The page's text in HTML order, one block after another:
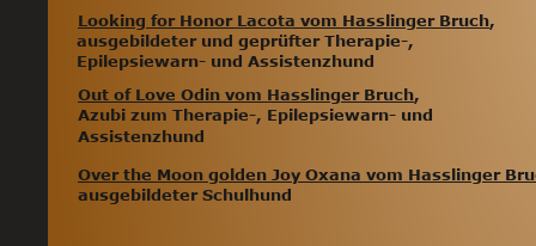
Looking for Honor Lacota vom Hasslinger Bruch,
ausgebildeter und geprüfter Therapie-,
Epilepsiewarn- und Assistenzhund
Out of Love Odin vom Hasslinger Bruch,
Azubi zum Therapie-, Epilepsiewarn- und
Assistenzhund
Over the Moon golden Joy Oxana vom Hasslinger
ausgebildeter Schulhund